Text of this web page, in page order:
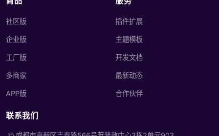
社区版
企业版
工厂版
多商家
APP版
插件扩展
主题模板
开发文档
最新动态
合作伙伴
联系我们